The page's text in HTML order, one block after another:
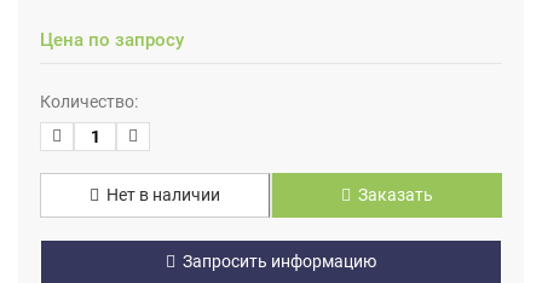
Цена по запросу
Количество:
Нет в наличии Заказать
Запросить информацию